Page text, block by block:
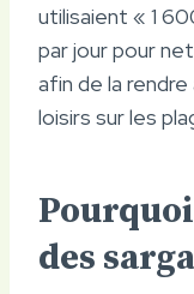
utilisaient « 1
par jour pour
afin de la
loisirs sur les
Pourquoi
des